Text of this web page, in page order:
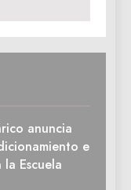
anuncia
e
Escuela